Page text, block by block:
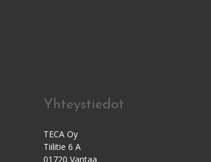
Yhteystiedot
TECA Oy
Tiilitie 6 A
01720 Vantaa